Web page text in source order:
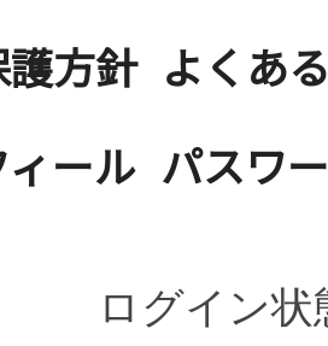
方針 よくあ
ール パスワ
ログイン